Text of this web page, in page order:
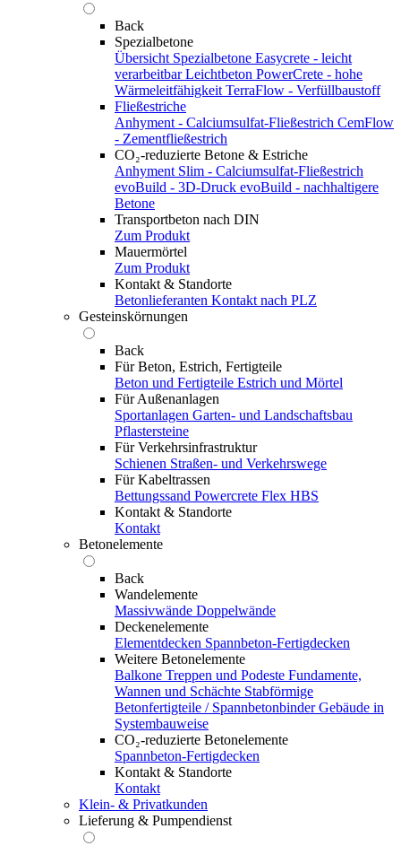
Back
Spezialbetone
Übersicht Spezialbetone Easycrete - leicht
verarbeitbar Leichtbeton PowerCrete - hohe
Wärmeleitfähigkeit TerraFlow - Verfüllbaustoff
Fließestriche
Anhyment - Calciumsulfat-Fließestrich CemFlow
- Zementfließestrich
CO₂-reduzierte Betone & Estriche
Anhyment Slim - Calciumsulfat-Fließestrich
evoBuild - 3D-Druck evoBuild - nachhaltigere
Betone
Transportbeton nach DIN
Zum Produkt
Mauermörtel
Zum Produkt
Kontakt & Standorte
Betonlieferanten Kontakt nach PLZ
Gesteinskörnungen
Back
Für Beton, Estrich, Fertigteile
Beton und Fertigteile Estrich und Mörtel
Für Außenanlagen
Sportanlagen Garten- und Landschaftsbau
Pflastersteine
Für Verkehrsinfrastruktur
Schienen Straßen- und Verkehrswege
Für Kabeltrassen
Bettungssand Powercrete Flex HBS
Kontakt & Standorte
Kontakt
Betonelemente
Back
Wandelemente
Massivwände Doppelwände
Deckenelemente
Elementdecken Spannbeton-Fertigdecken
Weitere Betonelemente
Balkone Treppen und Podeste Fundamente,
Wannen und Schächte Stabförmige
Betonfertigteile / Spannbetonbinder Gebäude in
Systembauweise
CO₂-reduzierte Betonelemente
Spannbeton-Fertigdecken
Kontakt & Standorte
Kontakt
Klein- & Privatkunden
Lieferung & Pumpendienst